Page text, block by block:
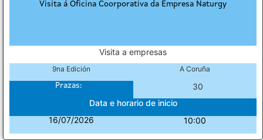
Visita á Oficina Coorporativa da Empresa Naturgy
Visita a empresas
9na Edición A Coruña
Prazas:
30
Data e horario de inicio
16/07/2026
10:00